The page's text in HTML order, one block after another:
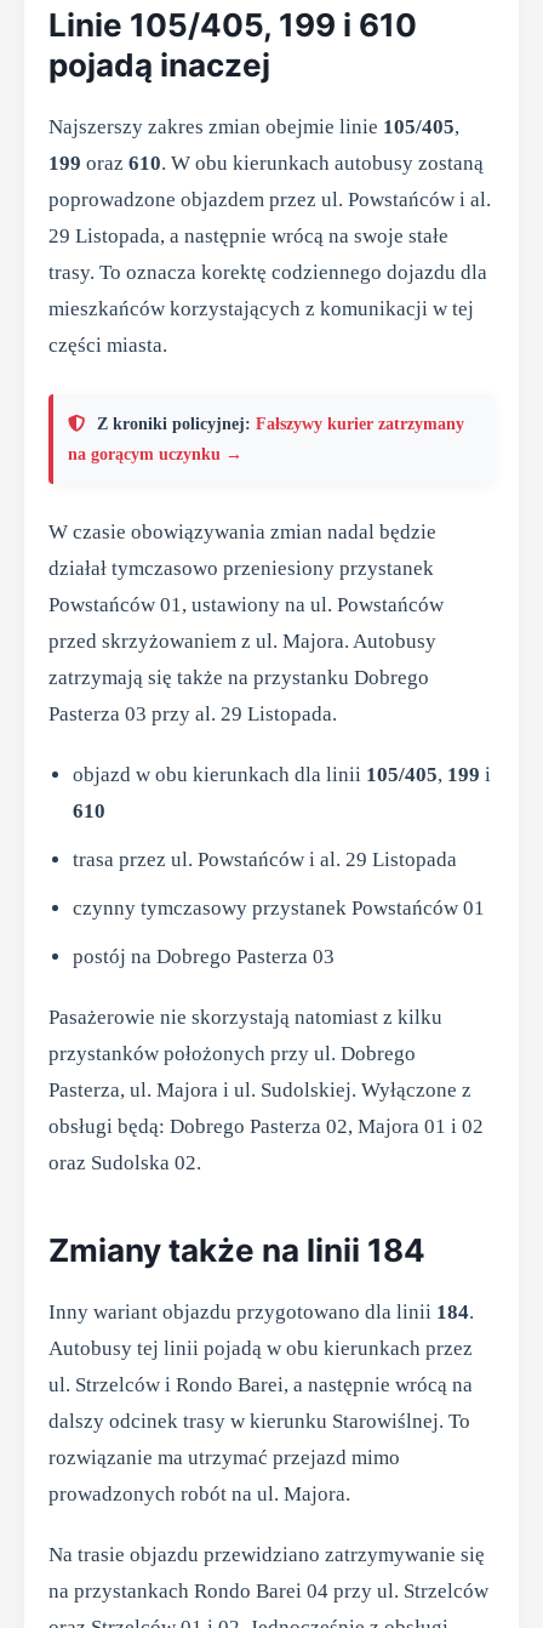
Linie 105/405, 199 i 610
pojadą inaczej
Najszerszy zakres zmian obejmie linie 105/405,
199 oraz 610. W obu kierunkach autobusy zostaną
poprowadzone objazdem przez ul. Powstańców i al.
29 Listopada, a następnie wrócą na swoje stałe
trasy. To oznacza korektę codziennego dojazdu dla
mieszkańców korzystających z komunikacji w tej
części miasta.
Z kroniki policyjnej: Fałszywy kurier zatrzymany
na gorącym uczynku →
W czasie obowiązywania zmian nadal będzie
działał tymczasowo przeniesiony przystanek
Powstańców 01, ustawiony na ul. Powstańców
przed skrzyżowaniem z ul. Majora. Autobusy
zatrzymają się także na przystanku Dobrego
Pasterza 03 przy al. 29 Listopada.
objazd w obu kierunkach dla linii 105/405, 199 i
610
trasa przez ul. Powstańców i al. 29 Listopada
czynny tymczasowy przystanek Powstańców 01
postój na Dobrego Pasterza 03
Pasażerowie nie skorzystają natomiast z kilku
przystanków położonych przy ul. Dobrego
Pasterza, ul. Majora i ul. Sudolskiej. Wyłączone z
obsługi będą: Dobrego Pasterza 02, Majora 01 i 02
oraz Sudolska 02.
Zmiany także na linii 184
Inny wariant objazdu przygotowano dla linii 184.
Autobusy tej linii pojadą w obu kierunkach przez
ul. Strzelców i Rondo Barei, a następnie wrócą na
dalszy odcinek trasy w kierunku Starowiślnej. To
rozwiązanie ma utrzymać przejazd mimo
prowadzonych robót na ul. Majora.
Na trasie objazdu przewidziano zatrzymywanie się
na przystankach Rondo Barei 04 przy ul. Strzelców